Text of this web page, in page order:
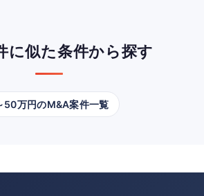
に似た条件から探す
50万円のM&A案件一覧